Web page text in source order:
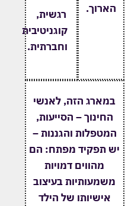
הארוך.
רגשית,
קוגניטיבית
וחברתית.
במארג הזה, לאנשי
החינוך – הסייעות,
המטפלות והגננות –
יש תפקיד מפתח: הם
מהווים דמויות
משמעותיות בעיצוב
אישיותו של הילד